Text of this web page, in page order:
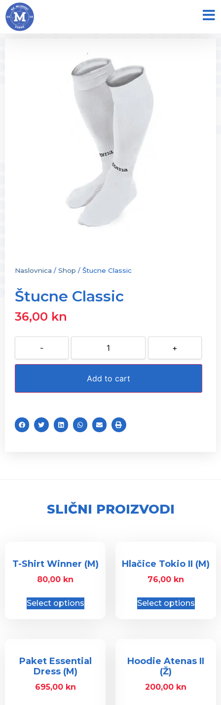
Naslovnica / Shop / Štucne Classic
Štucne Classic
36,00 kn
- +
Add to cart
SLIČNI PROIZVODI
T-Shirt Winner (M)
80,00 kn
Select options
Hlačice Tokio II (M)
76,00 kn
Select options
Paket Essential
Dress (M)
695,00 kn
Hoodie Atenas II
(Ž)
200,00 kn